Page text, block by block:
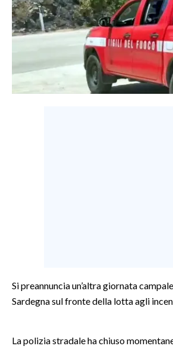
ECONOMIA
SERVIZI ALLE IMPRESE
BANDI
CULTURA
Si preannuncia un’altra giornata
Sardegna sul fronte della lotta agli
La polizia stradale ha chiuso